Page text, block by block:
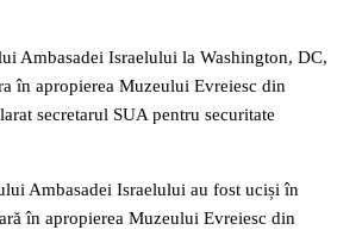
Ambasadei Israelului la Washington, DC,
în apropierea Muzeului Evreiesc din
secretarul SUA pentru securitate
Ambasadei Israelului au fost uciși în
în apropierea Muzeului Evreiesc din